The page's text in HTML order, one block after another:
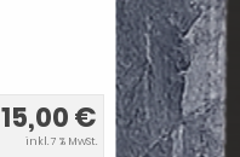
15,00 €
inkl. 7 % MwSt.